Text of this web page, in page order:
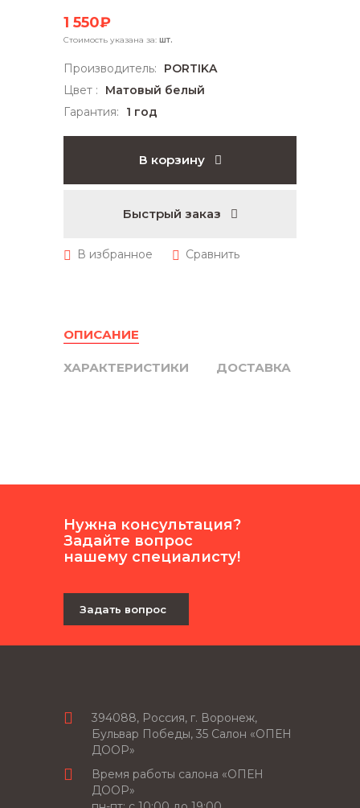
1 550₽
Стоимость указана за: шт.
Производитель:
PORTIKA
Цвет :
Матовый белый
Гарантия:
1 год
В корзину
Быстрый заказ
ОПИСАНИЕ
ХАРАКТЕРИСТИКИ ДОСТАВКА
Нужна консультация?
Задайте вопрос
нашему специалисту!
Задать вопрос
394088, Россия, г. Воронеж,
Бульвар Победы, 35 Салон «ОПЕН
ДООР»
Время работы салона «ОПЕН
ДООР»